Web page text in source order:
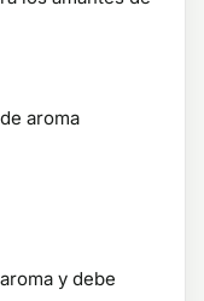
aroma
y debe